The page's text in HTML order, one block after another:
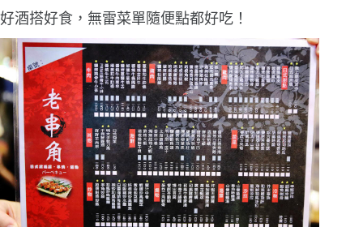
好酒搭好食，無雷菜單隨便點都好吃！